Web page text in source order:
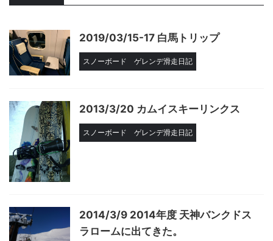
2019/03/15-17 白馬トリップ
スノーボード ゲレンデ滑走日記
2013/3/20 カムイスキーリンクス
スノーボード ゲレンデ滑走日記
2014/3/9 2014年度 天神バンクドス
ラロームに出てきた。